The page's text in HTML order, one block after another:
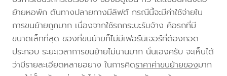
ย้ายหอพัก ต้นทางปลายทางมีลิฟต์ กรณีนี้จะมีค่าใช้จ่ายใน
การขนย้ายถูกมาก เนื่องจากใช้รถกระบะรับจ้าง คือรถที่มี
ขนาดเล็กที่สุด ของที่ขนย้ายก็ไม่มีเฟอร์นิเจอร์ที่ต้องถอด
ประกอบ ระยะเวลาการขนย้ายไม่นานมาก นั่นเองครับ จะเห็นได้
ว่ามีรายละเอียดหลายอยาง ในการคิดราคาค่าขนย้ายของมาก